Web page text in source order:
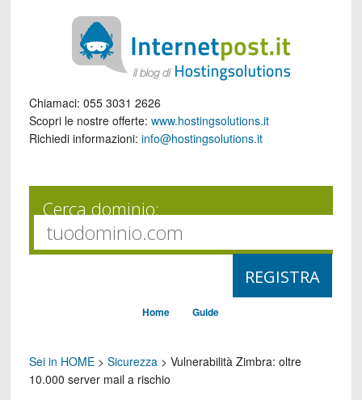
Chiamaci: 055 3031 2626
Scopri le nostre offerte: www.hostingsolutions.it
Richiedi informazioni: info@hostingsolutions.it
Cerca dominio:
Home Guide
Sei in HOME> Sicurezza> Vulnerabilità Zimbra: oltre
10.000 server mail a rischio